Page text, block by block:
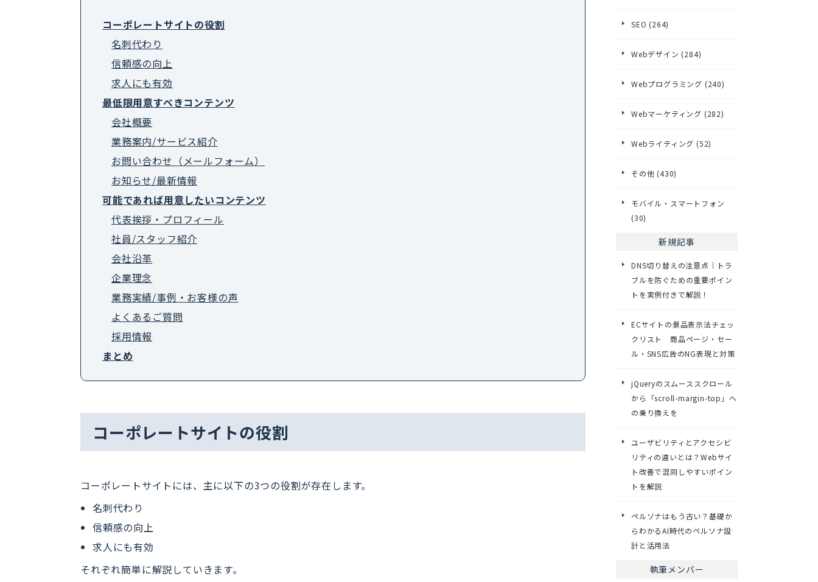
コーポレートサイトの役割
名刺代わり
信頼感の向上
求人にも有効
最低限用意すべきコンテンツ
会社概要
業務案内/サービス紹介
お問い合わせ（メールフォーム）
お知らせ/最新情報
可能であれば用意したいコンテンツ
代表挨拶・プロフィール
社員/スタッフ紹介
会社沿革
企業理念
業務実績/事例・お客様の声
よくあるご質問
採用情報
まとめ
コーポレートサイトの役割
コーポレートサイトには、主に以下の3つの役割が存在します。
名刺代わり
信頼感の向上
求人にも有効
それぞれ簡単に解説していきます。
SEO (264)
Webデザイン (284)
Webプログラミング (240)
Webマーケティング (282)
Webライティング (52)
その他 (430)
モバイル・スマートフォン
(30)
新規記事
DNS切り替えの注意点｜トラ
ブルを防ぐための重要ポイン
トを実例付きで解説！
ECサイトの景品表示法チェッ
クリスト 商品ページ・セー
ル・SNS広告のNG表現と対策
jQueryのスムーススクロール
から「scroll-margin-top」へ
の乗り換えを
ユーザビリティとアクセシビ
リティの違いとは？Webサイ
ト改善で混同しやすいポイン
トを解説
ペルソナはもう古い？基礎か
らわかるAI時代のペルソナ設
計と活用法
執筆メンバー